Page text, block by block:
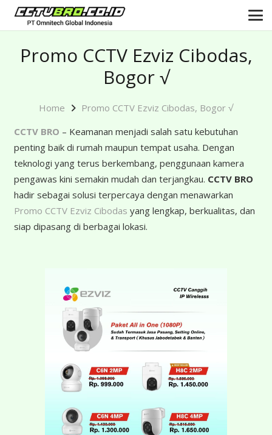
Promo CCTV Ezviz Cibodas,
Bogor √
Home
Promo CCTV Ezviz Cibodas, Bogor √
CCTV BRO – Keamanan menjadi salah satu kebutuhan
penting baik di rumah maupun tempat usaha. Dengan
teknologi yang terus berkembang, penggunaan kamera
pengawas kini semakin mudah dan terjangkau. CCTV BRO
hadir sebagai solusi terpercaya dengan menawarkan
Promo CCTV Ezviz Cibodas yang lengkap, berkualitas, dan
siap dipasang di berbagai lokasi.